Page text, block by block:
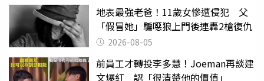
地表最強老爸！11歲女慘遭侵犯 父
「假冒她」騙噁狼上門後連轟2槍復仇
2026-08-05
前員工才轉投李多慧！Joeman再談建
文爆紅 認「很清楚他的價值」